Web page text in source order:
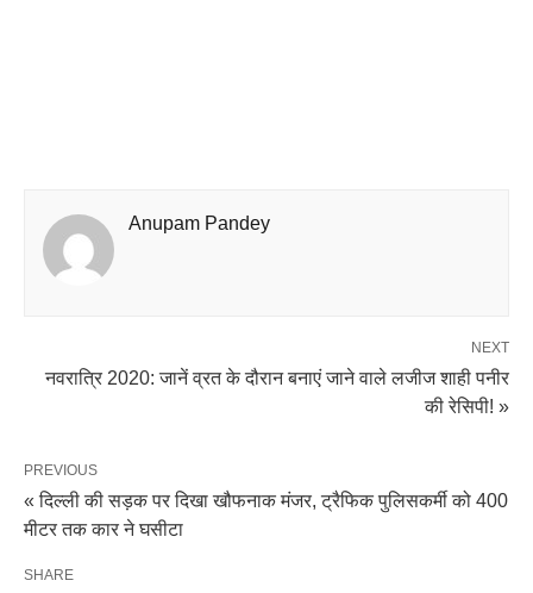
Anupam Pandey
NEXT
नवरात्रि 2020: जानें व्रत के दौरान बनाएं जाने वाले लजीज शाही पनीर
की रेसिपी! »
PREVIOUS
« दिल्ली की सड़क पर दिखा खौफनाक मंजर, ट्रैफिक पुलिसकर्मी को 400
मीटर तक कार ने घसीटा
SHARE